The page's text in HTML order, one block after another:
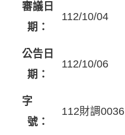
審議日
期：
112/10/04
公告日
期：
112/10/06
字
號：
112財調0036